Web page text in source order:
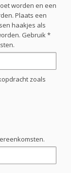
worden en een
Plaats een
haakjes als
Gebruik *
zoals